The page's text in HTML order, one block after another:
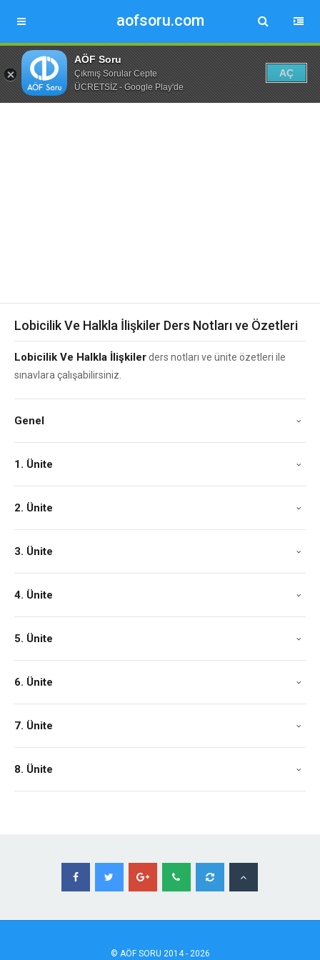
aofsoru.com
AÖF Soru
Çıkmış Sorular Cepte
ÜCRETSİZ - Google Play'de
AÇ
Lobicilik Ve Halkla İlişkiler Ders Notları ve Özetleri
Lobicilik Ve Halkla İlişkilerders notları ve ünite özetleri ile
sınavlara çalışabilirsiniz.
Genel
1. Ünite
2. Ünite
3. Ünite
4. Ünite
5. Ünite
6. Ünite
7. Ünite
8. Ünite
© AÖFSORU 2014 - 2026